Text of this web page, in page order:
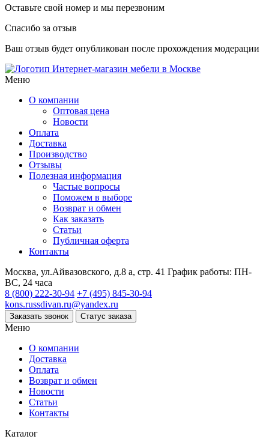
Оставьте свой номер и мы перезвоним
Спасибо за отзыв
Ваш отзыв будет опубликован после прохождения модерации
Интернет-магазин мебели в Москве
Меню
О компании
Оптовая цена
Новости
Оплата
Доставка
Производство
Отзывы
Полезная информация
Частые вопросы
Поможем в выборе
Возврат и обмен
Как заказать
Статьи
Публичная оферта
Контакты
Москва, ул.Айвазовского, д.8 а, стр. 41 График работы: ПН-
ВС, 24 часа
8 (800) 222-30-94 +7 (495) 845-30-94
kons.russdivan.ru@yandex.ru
Заказать звонок Статус заказа
Меню
О компании
Доставка
Оплата
Возврат и обмен
Новости
Статьи
Контакты
Каталог